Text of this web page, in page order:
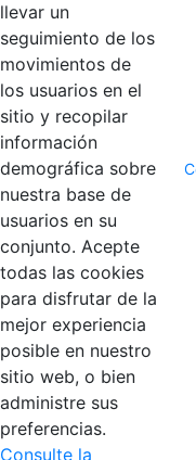
Linkedin
Contacto
Línea de servicio al
Correo Institucional:
Correo de
Correo de Asuntos
Línea Anticorrupción:
Política de
Política de derechos
Términos y
© Copyright 2026 -
Gobierno de Colombia
llevar un
seguimiento de los
movimientos de
los usuarios en el
sitio y recopilar
información
demográfica sobre
nuestra base de
usuarios en su
conjunto. Acepte
todas las cookies
para disfrutar de la
mejor experiencia
posible en nuestro
sitio web, o bien
administre sus
preferencias.
Consulte la